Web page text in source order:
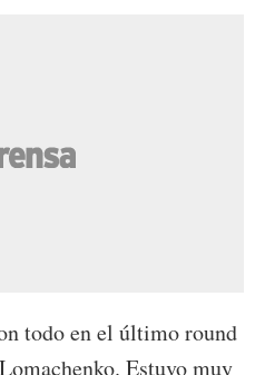
todo en el último round
Estuvo muy